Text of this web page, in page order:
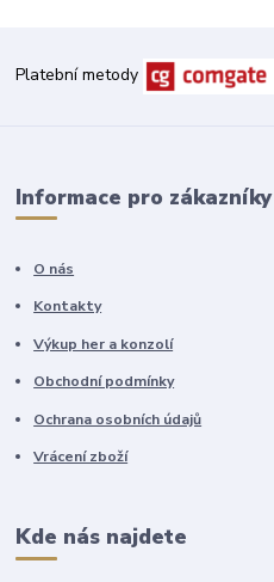
Platební metody
Informace pro zákazníky
O nás
Kontakty
Výkup her a konzolí
Obchodní podmínky
Ochrana osobních údajů
Vrácení zboží
Kde nás najdete